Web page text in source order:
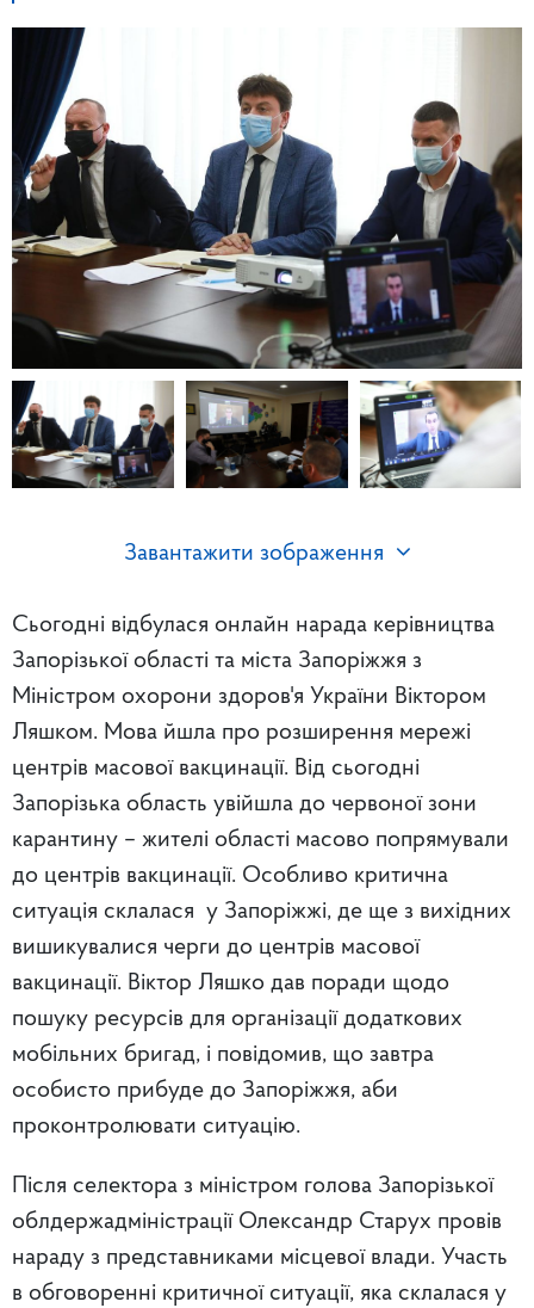
Завантажити зображення
Сьогодні відбулася онлайн нарада керівництва
Запорізької області та міста Запоріжжя з
Міністром охорони здоров'я України Віктором
Ляшком. Мова йшла про розширення мережі
центрів масової вакцинації. Від сьогодні
Запорізька область увійшла до червоної зони
карантину – жителі області масово попрямували
до центрів вакцинації. Особливо критична
ситуація склалася у Запоріжжі, де ще з вихідних
вишикувалися черги до центрів масової
вакцинації. Віктор Ляшко дав поради щодо
пошуку ресурсів для організації додаткових
мобільних бригад, і повідомив, що завтра
особисто прибуде до Запоріжжя, аби
проконтролювати ситуацію.
Після селектора з міністром голова Запорізької
облдержадміністрації Олександр Старух провів
нараду з представниками місцевої влади. Участь
в обговоренні критичної ситуації, яка склалася у